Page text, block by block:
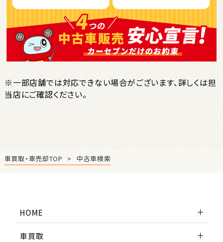
ＳＵＶ・クロカン
1位
トヨタ
ヤリスクロス
※一部店舗では対応できない場合がございます、詳しくは担
当店にご確認ください。
車買取・車売却TOP 中古車検索
HOME
車買取